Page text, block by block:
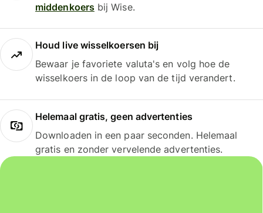
middenkoersbij Wise.
Houd live wisselkoersen bij
Bewaar je favoriete valuta's en volg hoe de
wisselkoers in de loop van de tijd verandert.
Helemaal gratis, geen advertenties
Downloaden in een paar seconden. Helemaal
gratis en zonder vervelende advertenties.